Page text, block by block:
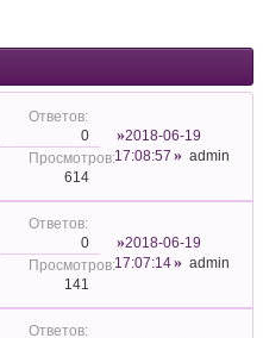
0
614
2018-06-19
17:08:57
admin
0
141
2018-06-19
17:07:14
admin